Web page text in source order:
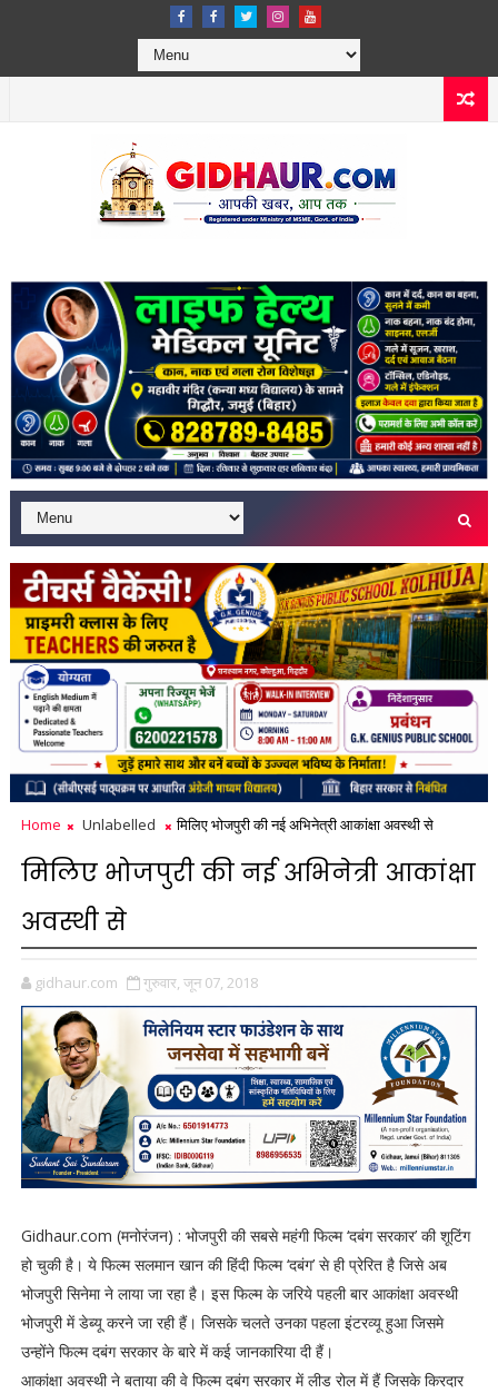
Home Unlabelled मिलिए भोजपुरी की नई अभिनेत्री आकांक्षा अवस्थी से
मिलिए भोजपुरी की नई अभिनेत्री आकांक्षा
अवस्थी से
gidhaur.com गुरुवार, जून 07, 2018
Gidhaur.com (मनोरंजन) : भोजपुरी की सबसे महंगी फिल्म ‘दबंग सरकार’ की शूटिंग
हो चुकी है। ये फिल्म सलमान खान की हिंदी फिल्म ‘दबंग’ से ही प्रेरित है जिसे अब
भोजपुरी सिनेमा ने लाया जा रहा है। इस फिल्म के जरिये पहली बार आकांक्षा अवस्थी
भोजपुरी में डेब्यू करने जा रही हैं। जिसके चलते उनका पहला इंटरव्यू हुआ जिसमे
उन्होंने फिल्म दबंग सरकार के बारे में कई जानकारिया दी हैं।
आकांक्षा अवस्थी ने बताया की वे फिल्म दबंग सरकार में लीड रोल में हैं जिसके किरदार